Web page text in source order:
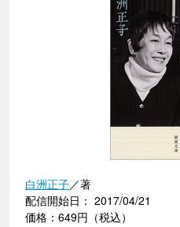
白洲正子／著
配信開始日： 2017/04/21
価格：649円（税込）